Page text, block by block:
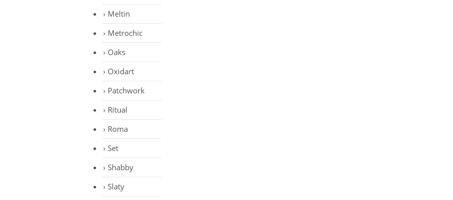
Meltin
Metrochic
Oaks
Oxidart
Patchwork
Ritual
Roma
Set
Shabby
Slaty